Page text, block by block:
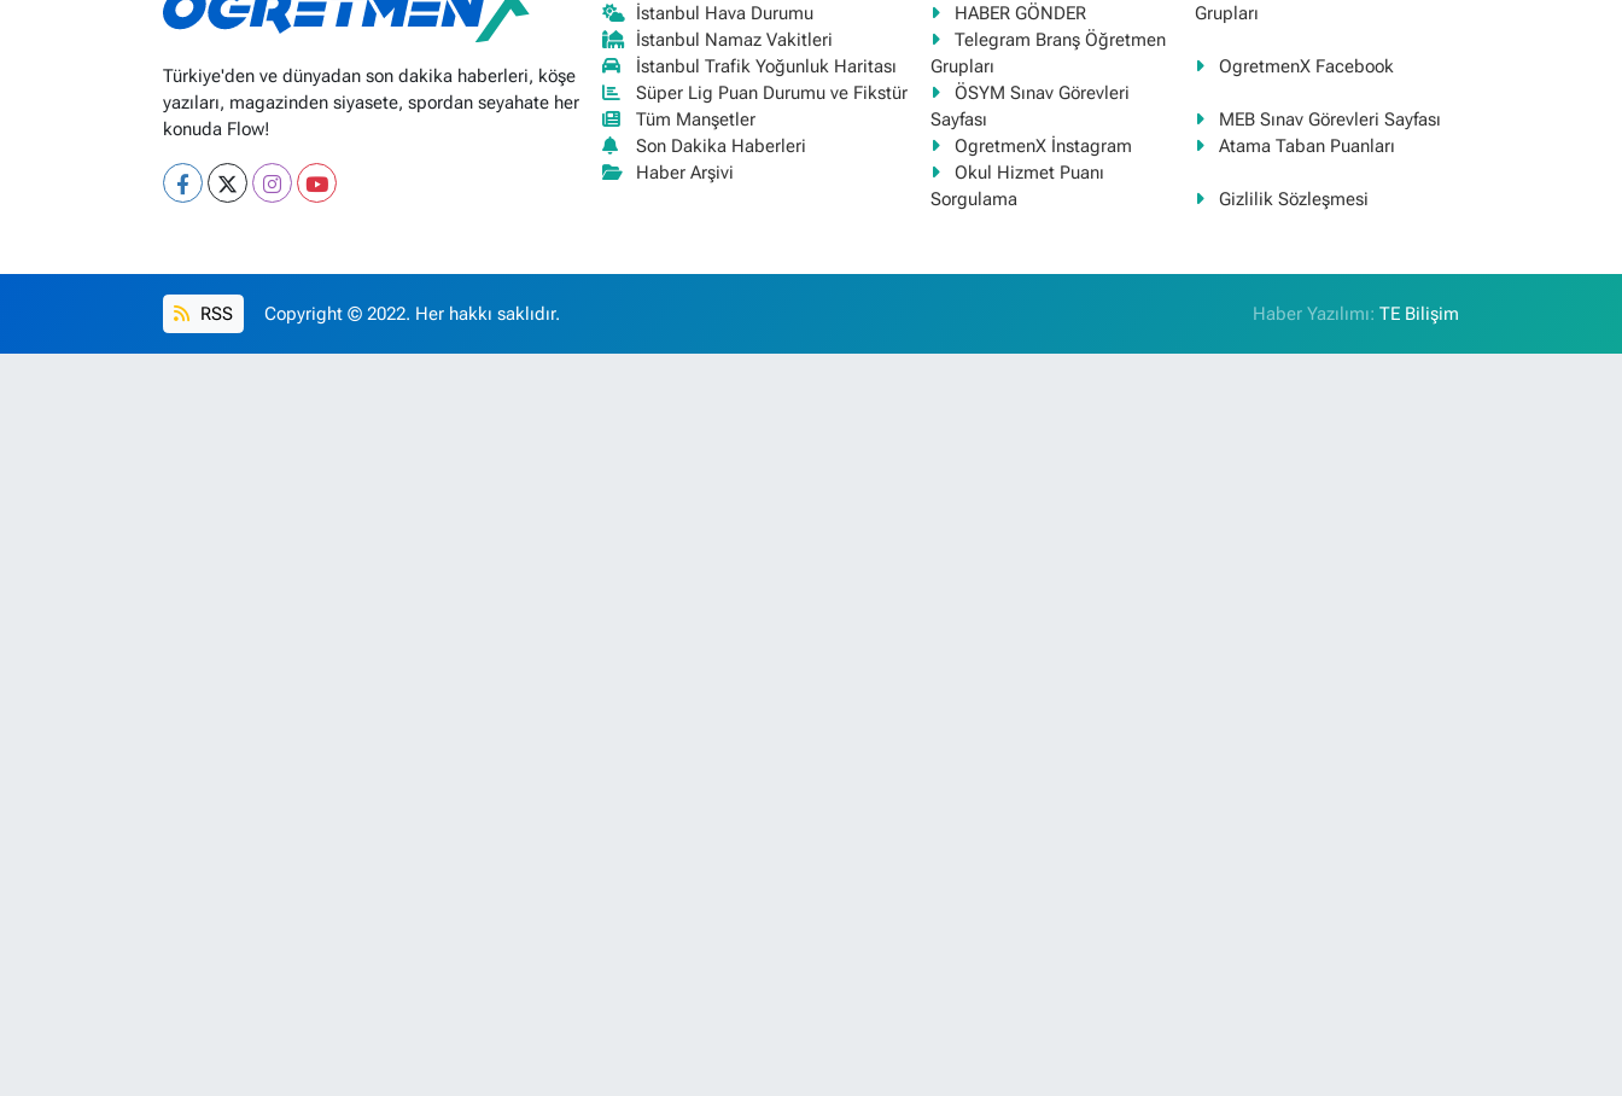
Türkiye'den ve dünyadan son dakika haberleri, köşe
yazıları, magazinden siyasete, spordan seyahate her
konuda Flow!
İstanbul Hava Durumu
İstanbul Namaz Vakitleri
İstanbul Trafik Yoğunluk Haritası
Süper Lig Puan Durumu ve Fikstür
Tüm Manşetler
Son Dakika Haberleri
Haber Arşivi
HABER GÖNDER
Grupları
Telegram Branş Öğretmen
Grupları
OgretmenX Facebook
ÖSYM Sınav Görevleri
Sayfası
MEB Sınav Görevleri Sayfası
OgretmenX İnstagram
Atama Taban Puanları
Okul Hizmet Puanı
Sorgulama
Gizlilik Sözleşmesi
RSS Copyright © 2022. Her hakkı saklıdır. Haber Yazılımı:TE Bilişim